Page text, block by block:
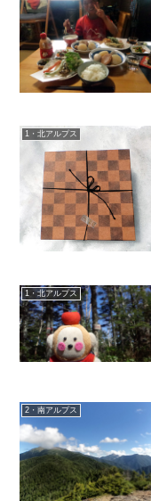
1・北アルプス
1・北アルプス
2・南アルプス